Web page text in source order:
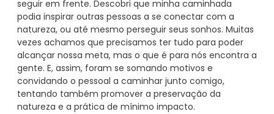
seguir em frente. Descobri que minha caminhada
podia inspirar outras pessoas a se conectar com a
natureza, ou até mesmo perseguir seus sonhos. Muitas
vezes achamos que precisamos ter tudo para poder
alcançar nossa meta, mas o que é para nós encontra a
gente. E, assim, foram se somando motivos e
convidando o pessoal a caminhar junto comigo,
tentando também promover a preservação da
natureza e a prática de mínimo impacto.